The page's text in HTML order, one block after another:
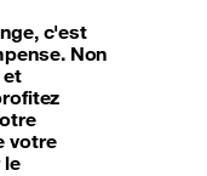
c'est
Non
et
votre
le